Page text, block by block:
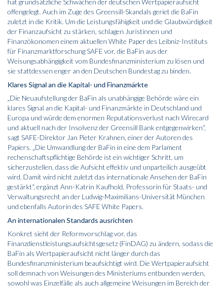
hat grundsätzliche Schwächen der deutschen Wertpapieraufsicht
offengelegt. Auch im Zuge des Greensill-Skandals geriet die BaFin
zuletzt in die Kritik. Um die Leistungsfähigkeit und die Glaubwürdigkeit
der Finanzaufsicht zu stärken, schlagen Juristinnen und
Finanzökonomen einem aktuellen White Paper des Leibniz-Instituts
für Finanzmarktforschung SAFE vor, die BaFin aus der
Weisungsabhängigkeit vom Bundesfinanzministerium zu lösen und
sie stattdessen enger an den Deutschen Bundestag zu binden.
Klares Signal an die Kapital- und Finanzmärkte
„Die Neuaufstellung der BaFin als unabhängige Behörde wäre ein
klares Signal an die Kapital- und Finanzmärkte in Deutschland und
Europa und würde dem enormen Reputationsverlust nach Wirecard
und aktuell nach der Insolvenz der Greensill Bank entgegenwirken“,
sagt SAFE-Direktor Jan Pieter Krahnen, einer der Autoren des
Papiers. „Die Umwandlung der BaFin in eine dem Parlament
rechenschaftspflichtige Behörde ist ein wichtiger Schritt, um
sicherzustellen, dass die Aufsicht effektiv und unparteilich ausgeübt
wird. Damit wird nicht zuletzt das internationale Ansehen der BaFin
gestärkt“, ergänzt Ann-Katrin Kaufhold, Professorin für Staats- und
Verwaltungsrecht an der Ludwig-Maximilians-Universität München
und ebenfalls Autorin des SAFE White Papers.
An internationalen Standards ausrichten
Konkret sieht der Reformvorschlag vor, das
Finanzdienstleistungsaufsichtsgesetz (FinDAG) zu ändern, sodass die
BaFin als Wertpapieraufsicht nicht länger durch das
Bundesfinanzministerium beaufsichtigt wird. Die Wertpapieraufsicht
soll demnach von Weisungen des Ministeriums entbunden werden,
sowohl was Einzelfälle als auch allgemeine Weisungen im Bereich der